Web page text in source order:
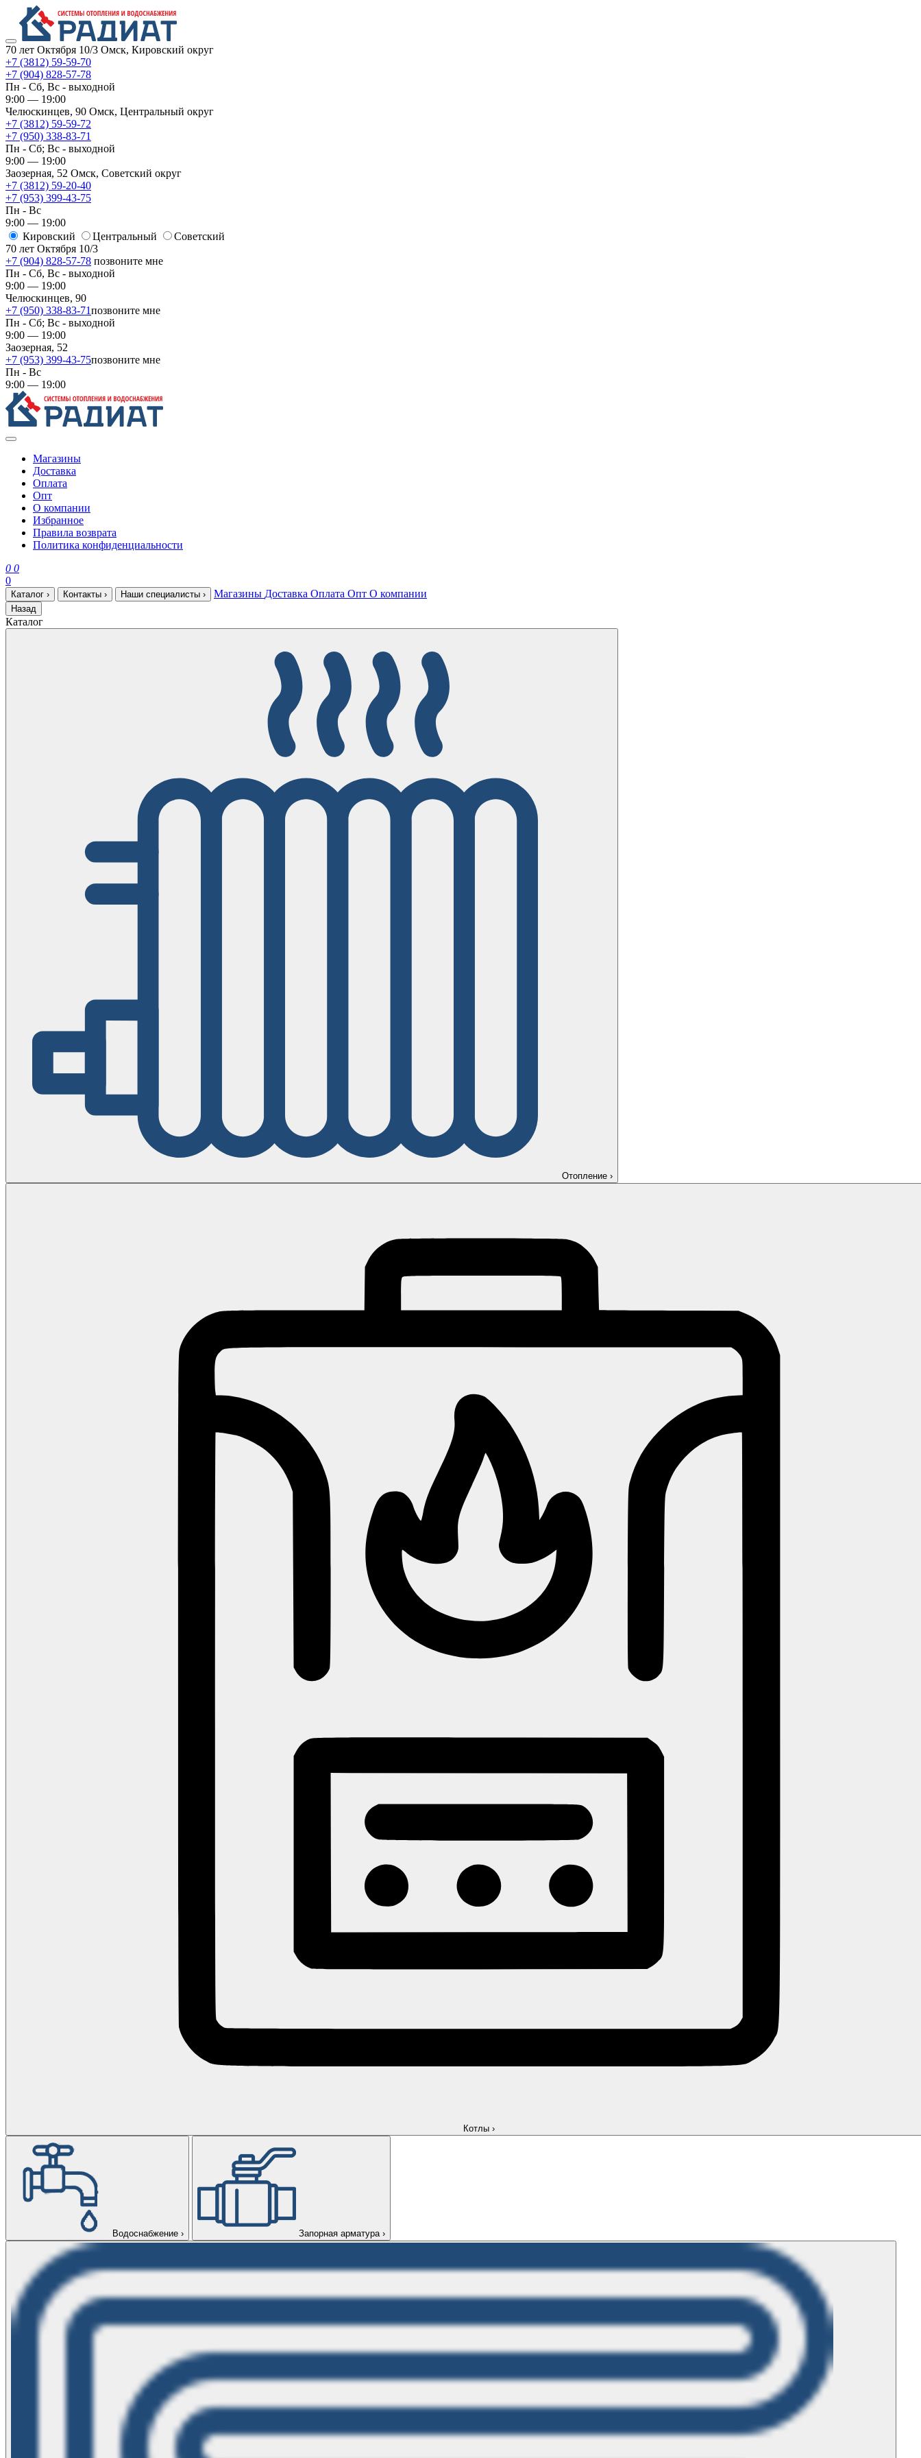
70 лет Октября 10/3 Омск, Кировский округ
+7 (3812) 59-59-70
+7 (904) 828-57-78
Пн - Сб, Вс - выходной
9:00 — 19:00
Челюскинцев, 90 Омск, ​Центральный округ
+7 (3812) 59-59-72
+7 (950) 338-83-71
Пн - Сб; Вс - выходной
9:00 — 19:00
Заозерная, 52 Омск, ​Советский округ
+7 (3812) 59-20-40
+7 (953) 399-43-75
Пн - Вс
9:00 — 19:00
Кировский
​Центральный
​Советский
70 лет Октября 10/3
+7 (904) 828-57-78 позвоните мне
Пн - Сб, Вс - выходной
9:00 — 19:00
Челюскинцев, 90
+7 (950) 338-83-71позвоните мне
Пн - Сб; Вс - выходной
9:00 — 19:00
Заозерная, 52
+7 (953) 399-43-75позвоните мне
Пн - Вс
9:00 — 19:00
Магазины
Доставка
Оплата
Опт
О компании
Избранное
Правила возврата
Политика конфиденциальности
0 0
0
Каталог › Контакты › Наши специалисты › Магазины Доставка Оплата Опт О компании
Назад
Каталог
Отопление ›
Котлы ›
Водоснабжение › Запорная арматура ›